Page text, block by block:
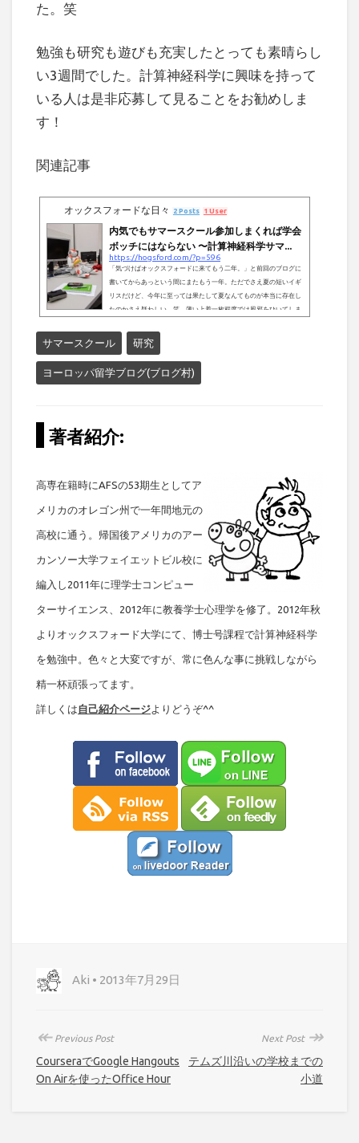
た。笑
勉強も研究も遊びも充実したとっても素晴らし
い3週間でした。計算神経科学に興味を持って
いる人は是非応募して見ることをお勧めしま
す！
関連記事
オックスフォードな日々 2 Posts 1 User
内気でもサマースクール参加しまくれば学会
ボッチにはならない 〜計算神経科学サマ...
https://hogsford.com/?p=596
「気づけばオックスフォードに来てもう二年。」と前回のブログに
書いてからあっという間にまたもう一年。ただでさえ夏の短いイギ
リスだけど、今年に至っては果たして夏なんてものが本当に存在し
たのかさえ疑わしい。笑 薄い上着一枚程度では風邪をひいてしま
年。一年半前のTransferと同様、今回はconfirmation of statusと
いうファイナルイヤーに進むための口頭試験を９月末までにパスし
ないと博士課程のステータスを剥奪されてしまう。のんびりブログ
なんて書いている...
サマースクール 研究
ヨーロッパ留学ブログ(ブログ村)
著者紹介:
高専在籍時にAFSの53期生としてア
メリカのオレゴン州で一年間地元の
高校に通う。帰国後アメリカのアー
カンソー大学フェイエットビル校に
編入し2011年に理学士コンピュー
ターサイエンス、2012年に教養学士心理学を修了。2012年秋
よりオックスフォード大学にて、博士号課程で計算神経科学
を勉強中。色々と大変ですが、常に色んな事に挑戦しながら
精一杯頑張ってます。
詳しくは自己紹介ページ よりどうぞ^^
Aki • 2013年7月29日
↞Previous Post
CourseraでGoogle Hangouts
On Airを使ったOffice Hour
Next Post ↠
テムズ川沿いの学校までの
小道